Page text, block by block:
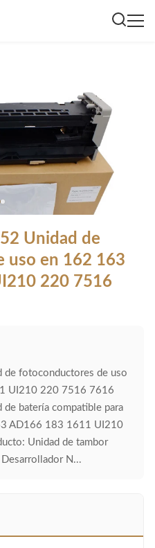
Unidad de
uso en 162 163
220 7516
de fotoconductores de uso
UI210 220 7516 7616
de batería compatible para
AD166 183 1611 UI210
Unidad de tambor
N...